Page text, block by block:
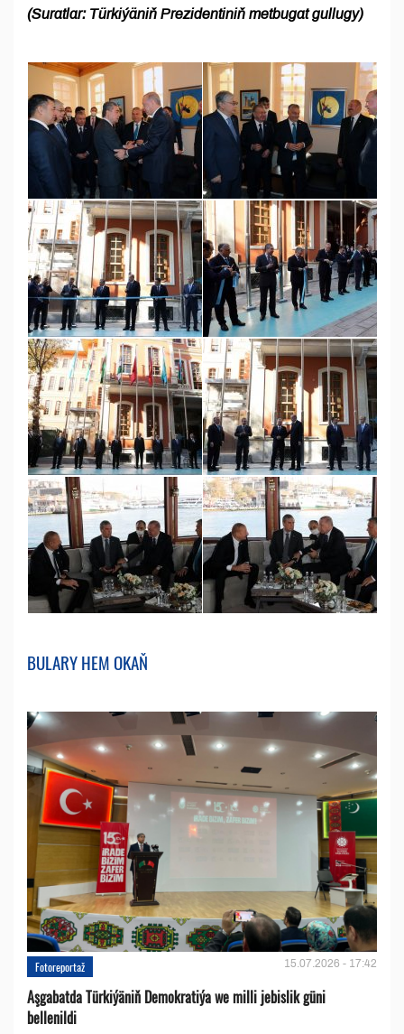
(Suratlar: Türkiýäniň Prezidentiniň metbugat gullugy)
BULARY HEM OKAŇ
Fotoreportaž 15.07.2026 - 17:42
Aşgabatda Türkiýäniň Demokratiýa we milli jebislik güni
bellenildi